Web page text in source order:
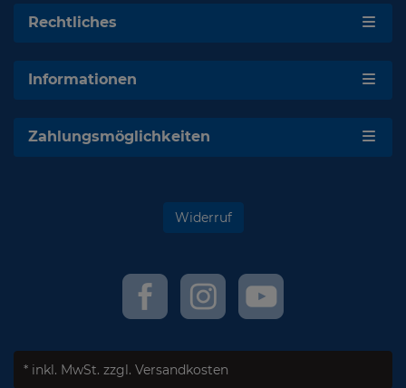
Rechtliches
Informationen
Zahlungsmöglichkeiten
Widerruf
* inkl. MwSt. zzgl. Versandkosten